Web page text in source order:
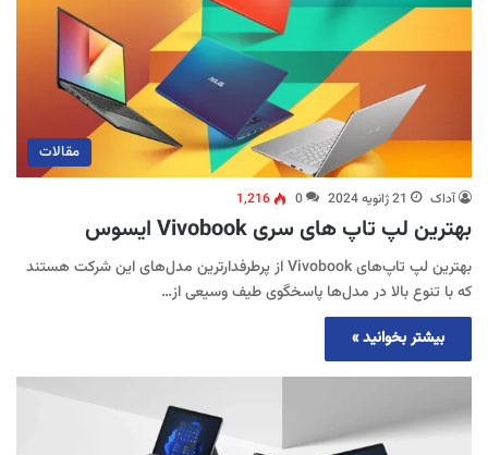
مقالات
آداک 21 ژانویه 2024 0
1,216
بهترین لپ تاپ های سری Vivobook ایسوس
بهترین لپ تاپ‌های Vivobook از پرطرفدارترین مدل‌های این شرکت هستند
که با تنوع بالا در مدل‌ها پاسخگوی طیف وسیعی از…
بیشتر بخوانید »